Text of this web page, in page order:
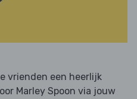
vrienden een heerlijk
Marley Spoon via jouw